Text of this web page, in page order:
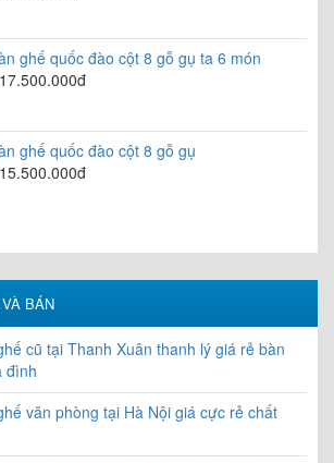
ghế quốc đào cột 8 gỗ gụ ta 6 món
ghế quốc đào cột 8 gỗ gụ
BÁN
cũ tại Thanh Xuân thanh lý giá rẻ bàn
đình
văn phòng tại Hà Nội giá cực rẻ chất